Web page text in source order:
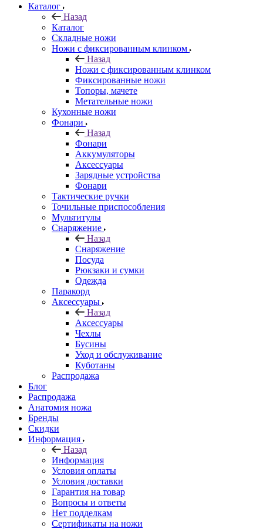
Каталог
Назад
Каталог
Складные ножи
Ножи с фиксированным клинком
Назад
Ножи с фиксированным клинком
Фиксированные ножи
Топоры, мачете
Метательные ножи
Кухонные ножи
Фонари
Назад
Фонари
Аккумуляторы
Аксессуары
Зарядные устройства
Фонари
Тактические ручки
Точильные приспособления
Мультитулы
Снаряжение
Назад
Снаряжение
Посуда
Рюкзаки и сумки
Одежда
Паракорд
Аксессуары
Назад
Аксессуары
Чехлы
Бусины
Уход и обслуживание
Куботаны
Распродажа
Блог
Распродажа
Анатомия ножа
Бренды
Скидки
Информация
Назад
Информация
Условия оплаты
Условия доставки
Гарантия на товар
Вопросы и ответы
Нет подделкам
Сертификаты на ножи